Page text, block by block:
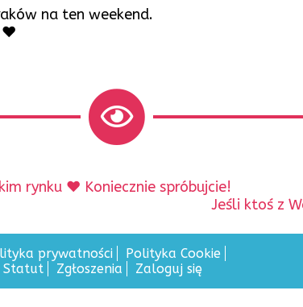
na ten weekend.
❤️
rynku ❤️ Koniecznie spróbujcie!
Następny
Jeśli ktoś z
prywatności
Polityka Cookie
Statut
Zgłoszenia Zaloguj się